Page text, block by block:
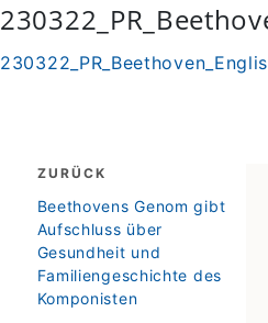
ZURÜCK
zurück
Beethovens Genom gibt
Aufschluss über
Gesundheit und
Familiengeschichte des
Komponisten